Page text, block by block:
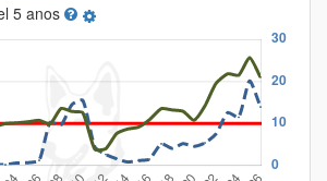
5 anos